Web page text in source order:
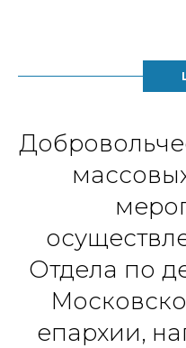
Отдела по
епархии,